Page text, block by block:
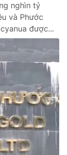
nghìn tỷ
và Phước
được...